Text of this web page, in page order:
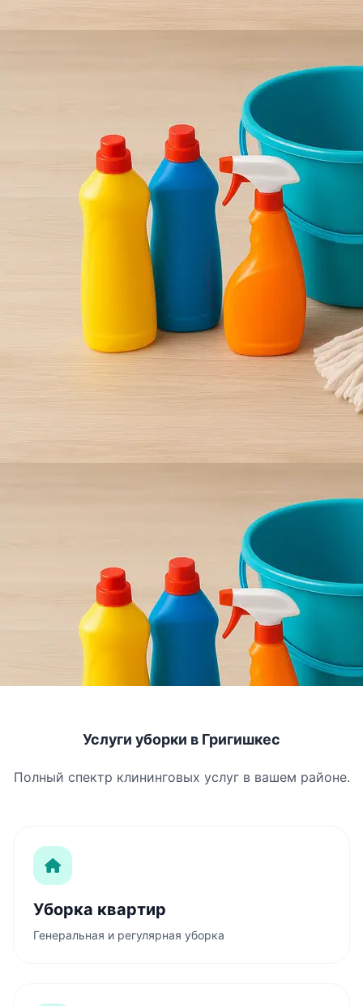
Услуги уборки в Григишкес
Полный спектр клининговых услуг в вашем районе.
Уборка квартир
Генеральная и регулярная уборка